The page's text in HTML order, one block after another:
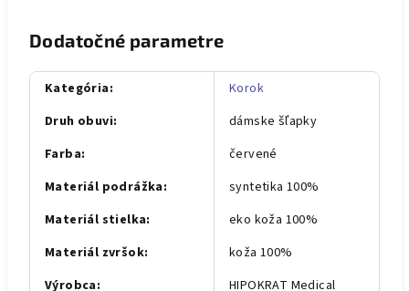
Dodatočné parametre
Kategória:
Korok
Druh obuvi:
dámske šľapky
Farba:
červené
Materiál podrážka:
syntetika 100%
Materiál stielka:
eko koža 100%
Materiál zvršok:
koža 100%
Výrobca: HIPOKRAT Medical